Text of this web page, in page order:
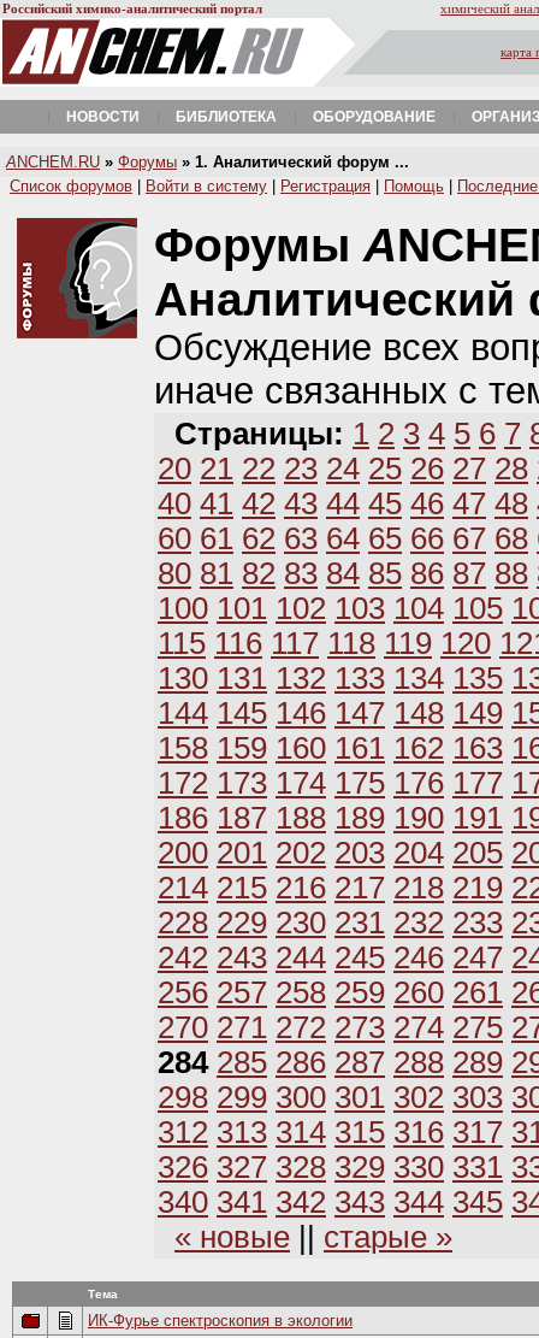
Российский химико-аналитический портал химический
карта
НОВОСТИ БИБЛИОТЕКА ОБОРУДОВАНИЕ
A NCHEM.RU » Форумы » 1. Аналитический форум ...
Список форумов
Войти в систему Регистрация Помощь
Форумы A
Обсуждение всех
иначе связанных с
Страницы: 1 2 3 4 5 6 7
20 21 22 23 24 25 26 27 28
40 41 42 43 44 45 46 47 48
60 61 62 63 64 65 66 67 68
80 81 82 83 84 85 86 87 88
100 101 102 103 104 105
115 116 117 118 119 120
130 131 132 133 134 135
144 145 146 147 148 149
158 159 160 161 162 163
172 173 174 175 176 177
186 187 188 189 190 191
200 201 202 203 204 205
214 215 216 217 218 219
228 229 230 231 232 233
242 243 244 245 246 247
256 257 258 259 260 261
270 271 272 273 274 275
284 285 286 287 288 289
298 299 300 301 302 303
312 313 314 315 316 317
326 327 328 329 330 331
340 341 342 343 344 345
« новые
старые »
Тема
ИК-Фурье спектроскопия в экологии